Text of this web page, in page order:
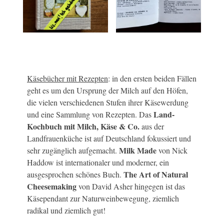
Käsebücher mit Rezepten: in den ersten beiden Fällen
geht es um den Ursprung der Milch auf den Höfen,
die vielen verschiedenen Stufen ihrer Käsewerdung
und eine Sammlung von Rezepten. DasLand-
Kochbuch mit Milch, Käse & Co.aus der
Landfrauenküche ist auf Deutschland fokussiert und
sehr zugänglich aufgemacht. Milk Madevon Nick
Haddow ist internationaler und moderner, ein
ausgesprochen schönes Buch. The Art of Natural
Cheesemakingvon David Asher hingegen ist das
Käsependant zur Naturweinbewegung, ziemlich
radikal und ziemlich gut!